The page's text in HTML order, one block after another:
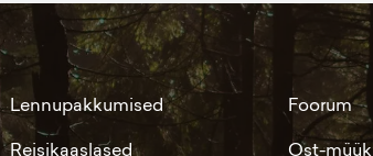
Lennupakkumised
Reisikaaslased
Foorum
Ost-müük